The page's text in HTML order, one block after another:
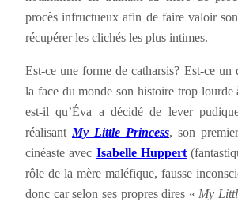
procès infructueux afin de faire valoir
récupérer les clichés les plus intimes.
Est-ce une forme de catharsis? Est-ce un
la face du monde son histoire trop lourde
est-il qu’Éva a décidé de lever
réalisantMy Little Princess, son
cinéaste avec Isabelle Huppert
rôle de la mère maléfique, fausse
donc car selon ses propres dires «My